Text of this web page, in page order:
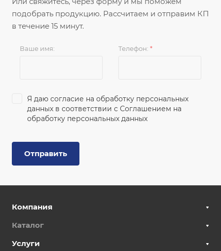
подобрать продукцию. Рассчитаем и отправим КП
в течение 15 минут.
Ваше имя: Телефон: *
Я даю согласие на обработку персональных
данных в соответствии с Соглашением на
обработку персональных данных
Отправить
Компания
Каталог
Услуги